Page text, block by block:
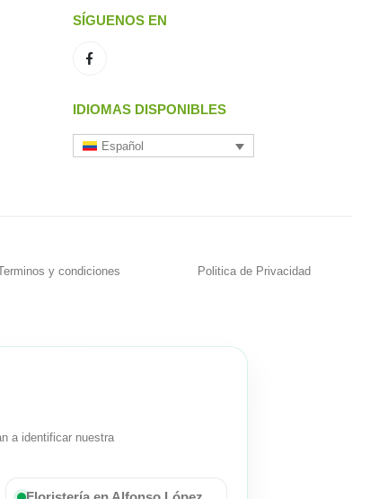
SÍGUENOS EN
IDIOMAS DISPONIBLES
Español
y condiciones Politica de Privacidad
a identificar nuestra